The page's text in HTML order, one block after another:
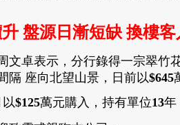
盤源日漸短缺 換樓
文卓表示 ，分行錄得一宗翠竹
隔 座向北望山景 ， 日前以$645
以$125萬元購入 ， 持有單位13年